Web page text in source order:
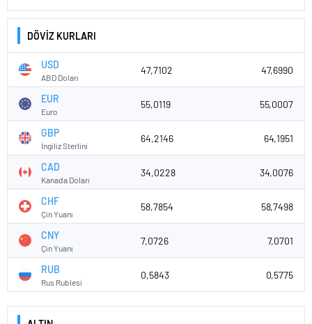
DÖVİZ KURLARI
USD
ABD Doları
47,7102 47,6990
EUR
Euro
55,0119 55,0007
GBP
İngiliz Sterlini
64,2146 64,1951
CAD
Kanada Doları
34,0228 34,0076
CHF
Çin Yuanı
58,7854 58,7498
CNY
Çin Yuanı
7,0726 7,0701
RUB
Rus Rublesi
0,5843 0,5775